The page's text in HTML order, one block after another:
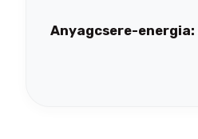
Anyagcsere-energia: